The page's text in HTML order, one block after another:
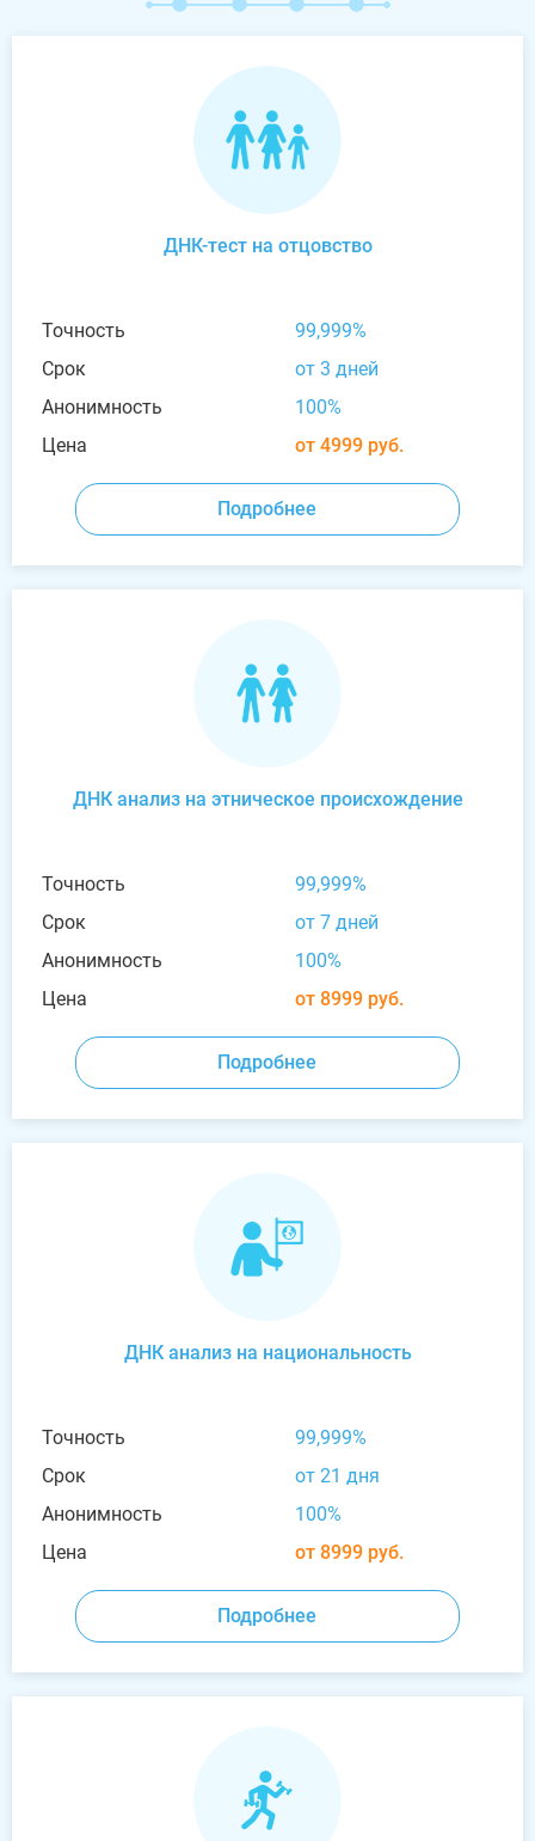
ДНК-тест на отцовство
Точность
99,999%
Срок
от 3 дней
Анонимность
100%
Цена
от 4999 руб.
Подробнее
ДНК анализ на этническое происхождение
Точность
99,999%
Срок
от 7 дней
Анонимность
100%
Цена
от 8999 руб.
Подробнее
ДНК анализ на национальность
Точность
99,999%
Срок
от 21 дня
Анонимность
100%
Цена
от 8999 руб.
Подробнее